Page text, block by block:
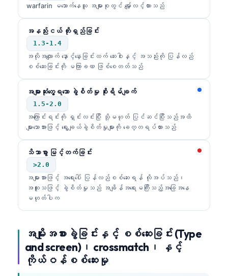
warfarin မသောက်နေသူ အများစုတွင် မျှော်လင့်ထားသည်
အနည်းငယ် တိုးရှည်ခြင်း
1.3-1.4
အလိုအလျောက် နှောင့်နှေးခြင်းထက် ဆေးဝါးနှင့် အသည်းကို ပြန်လည်
စစ်ဆေးခြင်းကို မကြာခဏ ဖြစ်စေတတ်သည်
အများဆုံးတွေ့ရသော ခွဲစိတ်မှု စိုးရိမ်ချက်
1.5-2.0
အကြောင်းရင်းကို ရှင်းလင်းပြီး သို့မဟုတ် ပြင်ဆင်ပြီးသည်အထိ
များသောအားဖြင့် ရွေးချယ်ခွဲစိတ်မှုများကို ခေတ္တရပ်ထားသည်
သိသာစွာ မြင့်တက်ခြင်း
>2.0
အများအားဖြင့် အရေးပေါ် ပြန်လည်စစ်ဆေးရန် လိုအပ်သည်၊
အထူးသဖြင့် ခွဲစိတ်မှုသည် အချိန်အရေးမကြီးသည့်အခြေအနေ
မဟုတ်ပါက
အမျိုးအစားခွဲခြင်းနှင့် စစ်ဆေးခြင်း (Type
and screen)၊ crossmatch၊ နှင့်
ကိုယ်ဝန်စစ်ဆေးမှု
Tagalog
ไทย
ភាសាខ្មែរ
አማርኛ
Українська
O‘zbekcha
Català
Қазақ тілі
Suomi
Hrvatski
Slovenčina
كوردی‎
پښتو
سنڌي